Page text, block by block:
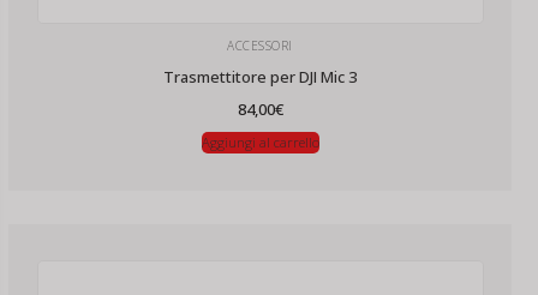
ACCESSORI
Trasmettitore per DJI Mic 3
84,00€
Aggiungi al carrello